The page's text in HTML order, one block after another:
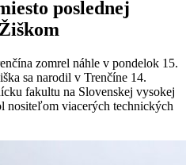
poslednej
zomrel náhle v pondelok 15.
sa narodil v Trenčíne 14.
fakultu na Slovenskej vysokej
nositeľom viacerých technických